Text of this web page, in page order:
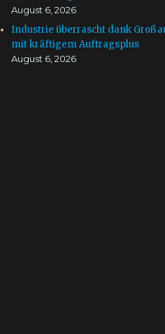
August 6, 2026
Industrie überrascht dank
mit kräftigem Auftragsplus
August 6, 2026